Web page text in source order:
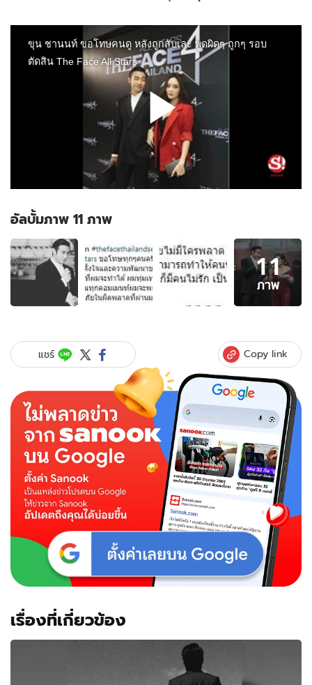
อัลบั้มภาพ 11 ภาพ
อัลบั้ม
ภาพ
11
ของ
นนท์"
ขอโทษ
หลัง
ถูก
เละ
ผิดๆ
ถูกๆ
รอบ
ตัดสิน
Face
Stars
11
ภาพ
แชร์ Copy link
เรื่องที่เกี่ยวข้อง